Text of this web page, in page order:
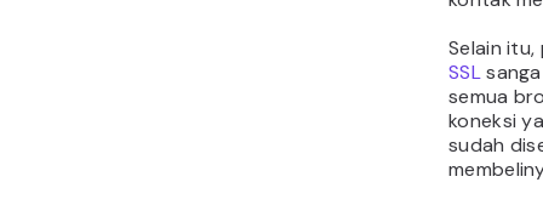
Selain
SSL
semua
koneksi
sudah